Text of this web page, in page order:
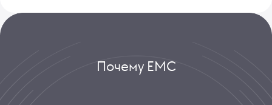
Почему ЕМС